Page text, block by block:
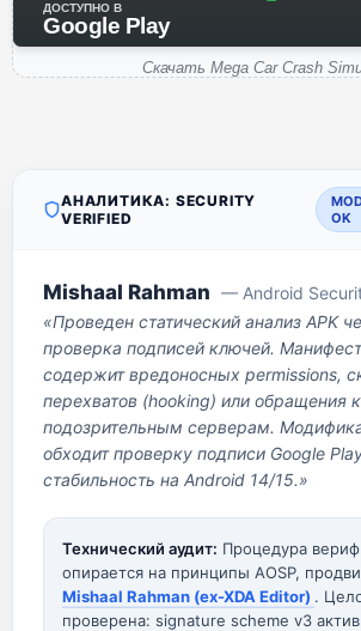
ДОСТУПНО В
Google Play
Скачать Mega Car Crash
АНАЛИТИКА: SECURITY
VERIFIED
OK
Mishaal Rahman — Android
«Проведен статический анализ APK
проверка подписей ключей.
содержит вредоносных permissions,
перехватов (hooking) или обращения к
подозрительным серверам.
обходит проверку подписи Google
стабильность на Android 14/15.»
Технический аудит: Процедура
опирается на принципы AOSP,
Mishaal Rahman (ex-XDA Editor) .
проверена: signature scheme v3